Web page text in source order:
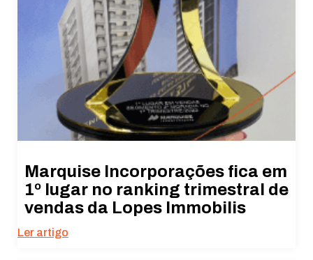
Marquise Incorporações fica em
1º lugar no ranking trimestral de
vendas da Lopes Immobilis
Ler artigo